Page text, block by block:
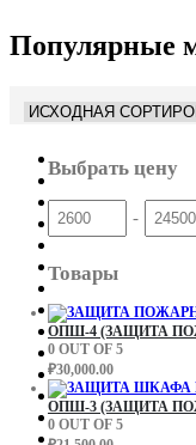
Популярные
Выбрать цену
-
Товары
ОПШ-4 (ЗАЩИТА
0 OUT OF 5
₽30,000.00
ОПШ-3 (ЗАЩИТА
0 OUT OF 5